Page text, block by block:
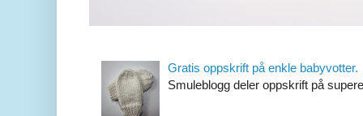
Gratis oppskrift på enkle babyvotter.
Smuleblogg deler oppskrift på